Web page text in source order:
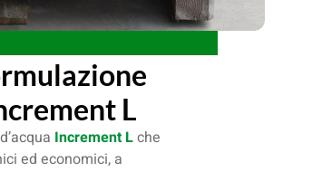
L
Increment Lche
ed economici, a